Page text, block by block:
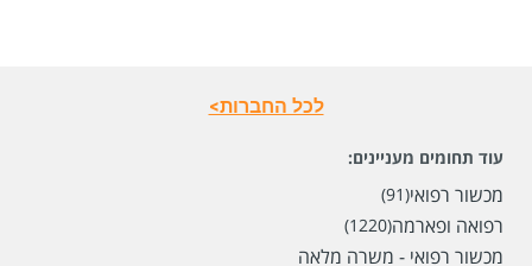
לכל החברות>
עוד תחומים מעניינים:
מכשור רפואי(91)
רפואה ופארמה(1220)
מכשור רפואי - משרה מלאה